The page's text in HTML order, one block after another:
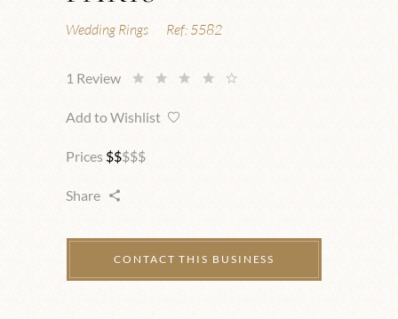
Wedding Rings Ref: 5582
1 Review
Add to Wishlist
Prices $$$$$
Share